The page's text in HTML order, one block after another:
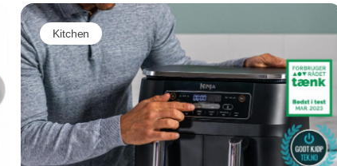
Annonce
Kitchen